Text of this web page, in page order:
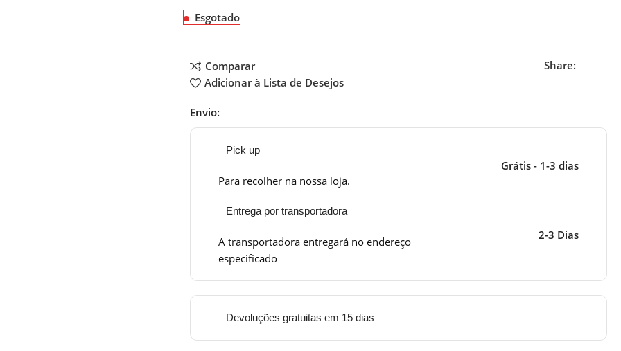
Esgotado
Comparar
Adicionar à Lista de Desejos
Share:
Envio:
Pick up
Para recolher na nossa loja.
Grátis - 1-3 dias
Entrega por transportadora
A transportadora entregará no endereço
especificado
2-3 Dias
Devoluções gratuitas em 15 dias